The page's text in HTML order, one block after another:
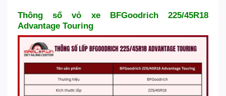
Thông số vỏ xe BFGoodrich 225/45R18
Advantage Touring